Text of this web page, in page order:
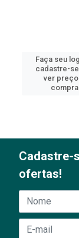
Faça seu
cadastre-
ver
Cadastre-
ofertas!